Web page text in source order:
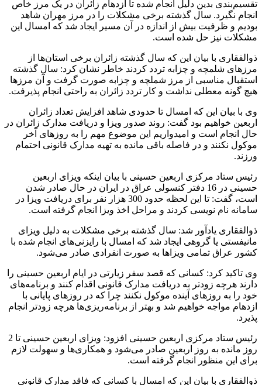
تقسیم‌بندی بدین دلیل انجام شده تا ازدهام زائران در یک مرز خاص
انجام نگیرد. سال گذشته برخی مشکلات را در مرز مهران شاهد
بودیم و ظرفیت بیش از اندازه در آن مسیر ایجاد شد که امسال این
مشکلات نیز حل شده است.
ذوالفقاری با بیان این که سال گذشته زائران برخی استان‌ها از
مرزهای شلمچه و چزابه تردد کردند خاطر نشان کرد: سال گذشته
استقبال مناسبی از مرز شملچه و چزابه صورت گرفت و آن مرزها
هیچ گونه معطلی نداشت و کار تردد زائران به راحتی انجام پذیرفت.
وی با بیان این که امسال تا حدودی شاهد افزایش تعداد زائران
اربعین خواهیم بود گفت: روند صدور ویزا و دریافت مدارک زائران در
حال انجام است و امیدواریم این موضوع مهم را به روزهای آخر
موکول نکنند و در فاصله باقی مانده به تهیه مدارک قانونی احتمام
ورزند.
رئیس ستاد مرکزی اربعین حسینی با بیان اینکه ویزای اربعین
حسینی در 16 دفتر کنسولی عراق در ایران در حال صادر شدن
است، گفت: تا این لحظه حدود 300 هزار نفر برای دریافت ویزا در
سامانه نام نویسی کردند و مراحل اخذ ویزا انجام گرفته است.
ذوالفقاری یادآور شد: سال گذشته برخی مشکلات به دلیل ویزای
مانیفستی یا گروهی ایجاد شد که امسال با رایزنی‌های انجام شده با
کشور عراق تمامی ویزاها به صورت انفرادی صادر می‌شود.
وی تاکید کرد: کسانی که قصد سفر زیارتی در ایام اربعین حسینی را
دارند هرچه زودتر به دریافت مدارک قانونی اقدام کنند و برنامه‌های
خود را به روزهای آینده موکول نکنند چرا که در روزهای پایانی با
ازدهام مواجه خواهیم شد و بهتر از برنامه‌ریزی‌ها هرچه زودتر انجام
پذیرد.
رئیس ستاد مرکزی اربعین حسینی افزود: ویزای اربعین حسینی تا 2
روز مانده به روز اربعین صادر می‌شود و همکاری‌ها و سهولت لازم
برای این منظور انجام گرفته است.
ذوالفقاری با بیان این که امسال با کسانی که فاقد مدارک قانونی